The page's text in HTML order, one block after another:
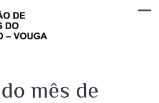
mês de